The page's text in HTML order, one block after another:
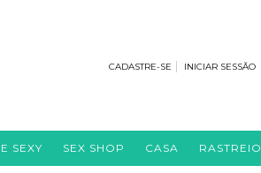
CADASTRE-SE INICIAR SESSÃO
SEXY SEX SHOP CASA RASTREIO